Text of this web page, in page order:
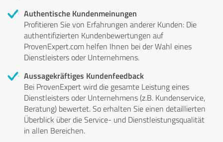
Authentische Kundenmeinungen
Profitieren Sie von Erfahrungen anderer Kunden: Die
authentifizierten Kundenbewertungen auf
ProvenExpert.com helfen Ihnen bei der Wahl eines
Dienstleisters oder Unternehmens.
Aussagekräftiges Kundenfeedback
Bei ProvenExpert wird die gesamte Leistung eines
Dienstleisters oder Unternehmens (z.B. Kundenservice,
Beratung) bewertet. So erhalten Sie einen detaillierten
Überblick über die Service- und Dienstleistungsqualität
in allen Bereichen.